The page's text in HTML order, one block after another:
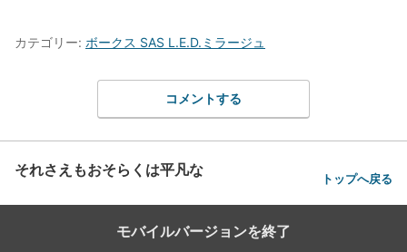
カテゴリー: ボークス SAS L.E.D.ミラージュ
コメントする
それさえもおそらくは平凡な トップへ戻る
モバイルバージョンを終了